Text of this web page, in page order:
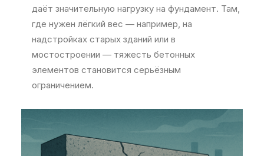
даёт значительную нагрузку на фундамент. Там,
где нужен лёгкий вес — например, на
надстройках старых зданий или в
мостостроении — тяжесть бетонных
элементов становится серьёзным
ограничением.